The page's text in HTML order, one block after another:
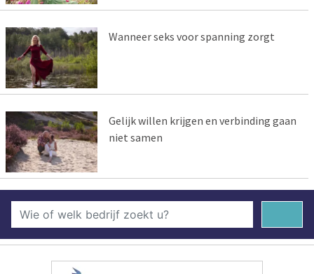
Wanneer seks voor spanning zorgt
Gelijk willen krijgen en verbinding gaan
niet samen